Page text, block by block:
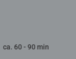
ca. 60 - 90 min